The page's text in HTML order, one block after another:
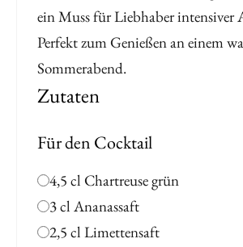
ein Muss für Liebhaber intensiver
Perfekt zum Genießen an einem
Sommerabend.
Zutaten
Für den Cocktail
4,5 cl Chartreuse grün
3 cl Ananassaft
2,5 cl Limettensaft